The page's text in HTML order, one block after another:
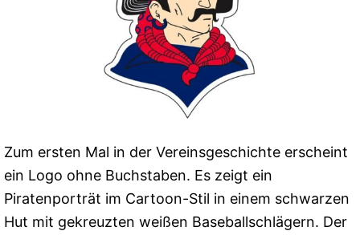
Zum ersten Mal in der Vereinsgeschichte erscheint
ein Logo ohne Buchstaben. Es zeigt ein
Piratenporträt im Cartoon-Stil in einem schwarzen
Hut mit gekreuzten weißen Baseballschlägern. Der